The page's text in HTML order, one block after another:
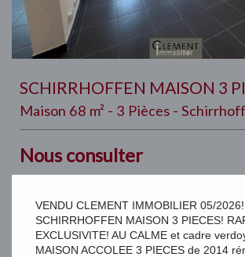
SCHIRRHOFFEN MAISON 3
Maison 68 m² - 3 Pièces -
Nous consulter
VENDU CLEMENT IMMOBILIER 05/2026!
SCHIRRHOFFEN MAISON 3 PIECES!
EXCLUSIVITE! AU CALME et cadre
MAISON ACCOLEE 3 PIECES de 2014